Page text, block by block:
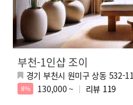
부천-1인샵 조이
경기 부천시 원미구 상동 532-11
8% 130,000 ~ 리뷰 119